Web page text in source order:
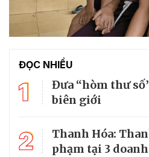
ĐỌC NHIỀU
1
Đưa “hòm thư
biên giới
2
Thanh Hóa:
phạm tại 3